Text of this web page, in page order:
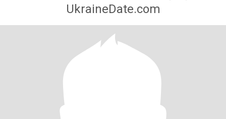
UkraineDate.com